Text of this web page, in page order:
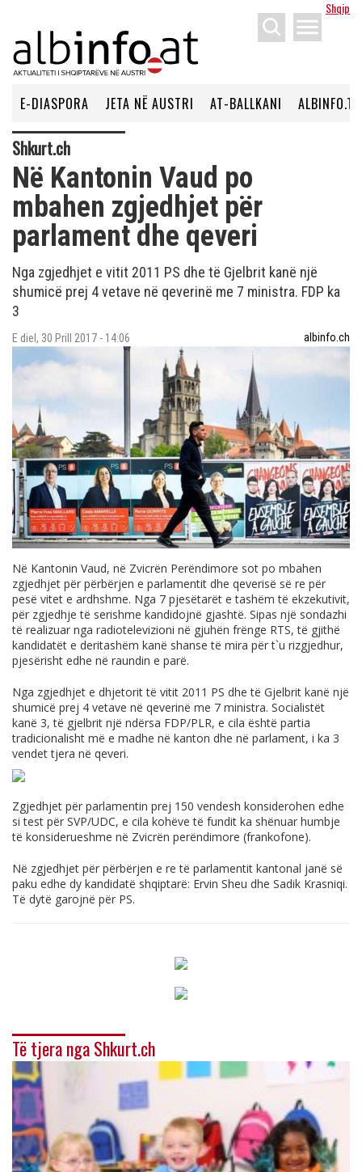
Shqip
menu
E-DIASPORA JETA NË AUSTRI AT-BALLKANI ALBINFO.TV
Shkurt.ch
Në Kantonin Vaud po
mbahen zgjedhjet për
parlament dhe qeveri
Nga zgjedhjet e vitit 2011 PS dhe të Gjelbrit kanë një
shumicë prej 4 vetave në qeverinë me 7 ministra. FDP ka
3
E diel, 30 Prill 2017 - 14:06 albinfo.ch
Në Kantonin Vaud, në Zvicrën Perëndimore sot po mbahen
zgjedhjet për përbërjen e parlamentit dhe qeverisë së re për
pesë vitet e ardhshme. Nga 7 pjesëtarët e tashëm të ekzekutivit,
për zgjedhje të serishme kandidojnë gjashtë. Sipas një sondazhi
të realizuar nga radiotelevizioni në gjuhën frënge RTS, të gjithë
kandidatët e deritashëm kanë shanse të mira për t`u rizgjedhur,
pjesërisht edhe në raundin e parë.
Nga zgjedhjet e dhjetorit të vitit 2011 PS dhe të Gjelbrit kanë një
shumicë prej 4 vetave në qeverinë me 7 ministra. Socialistët
kanë 3, të gjelbrit një ndërsa FDP/PLR, e cila është partia
tradicionalisht më e madhe në kanton dhe në parlament, i ka 3
vendet tjera në qeveri.
Zgjedhjet për parlamentin prej 150 vendesh konsiderohen edhe
si test për SVP/UDC, e cila kohëve të fundit ka shënuar humbje
të konsiderueshme në Zvicrën perëndimore (frankofone).
Në zgjedhjet për përbërjen e re të parlamentit kantonal janë së
paku edhe dy kandidatë shqiptarë: Ervin Sheu dhe Sadik Krasniqi.
Të dytë garojnë për PS.
Të tjera nga Shkurt.ch